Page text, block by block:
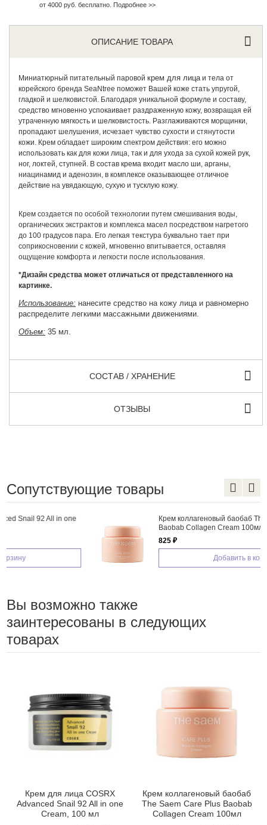
от 4000 руб. бесплатно. Подробнее >>
ОПИСАНИЕ ТОВАРА
Миниатюрный питательный паровойкрем для лица и тела от
корейского бренда SeaNtree поможет Вашей коже стать упругой,
гладкой и шелковистой. Благодаря уникальной формуле и составу,
средство мгновенно успокаивает раздраженную кожу, возвращая ей
утраченную мягкость и шелковистость. Разглаживаются морщинки,
пропадают шелушения, исчезает чувство сухости и стянутости
кожи. Крем обладает широким спектром действия: его можно
использовать как для кожи лица, так и для ухода за сухой кожей рук,
ног, локтей, ступней. В состав крема входит масло ши, арганы,
ниацинамид и аденозин, в комплексе оказывающее отличное
действие на увядающую, сухую и тусклую кожу.
Крем создается по особой технологии путем смешивания воды,
органических экстрактов и комплекса масел посредством нагретого
до 100 градусов пара. Его легкая текстура буквально тает при
соприкосновении с кожей, мгновенно впитывается, оставляя
ощущение комфорта и легкости после использования.
*Дизайн средства может отличаться от представленного на
картинке.
Использование: нанесите средство на кожу лица и равномерно
распределите легкими массажными движениями.
Объем: 35 мл.
СОСТАВ / ХРАНЕНИЕ
ОТЗЫВЫ
Сопутствующие товары
Крем коллагеновый баобаб The Saem Care Plus
Baobab Collagen Cream 100мл
Вы возможно также
заинтересованы в следующих
товарах
Крем для лица COSRX
Advanced Snail 92 All in one
Cream, 100 мл
Крем коллагеновый баобаб
The Saem Care Plus Baobab
Collagen Cream 100мл